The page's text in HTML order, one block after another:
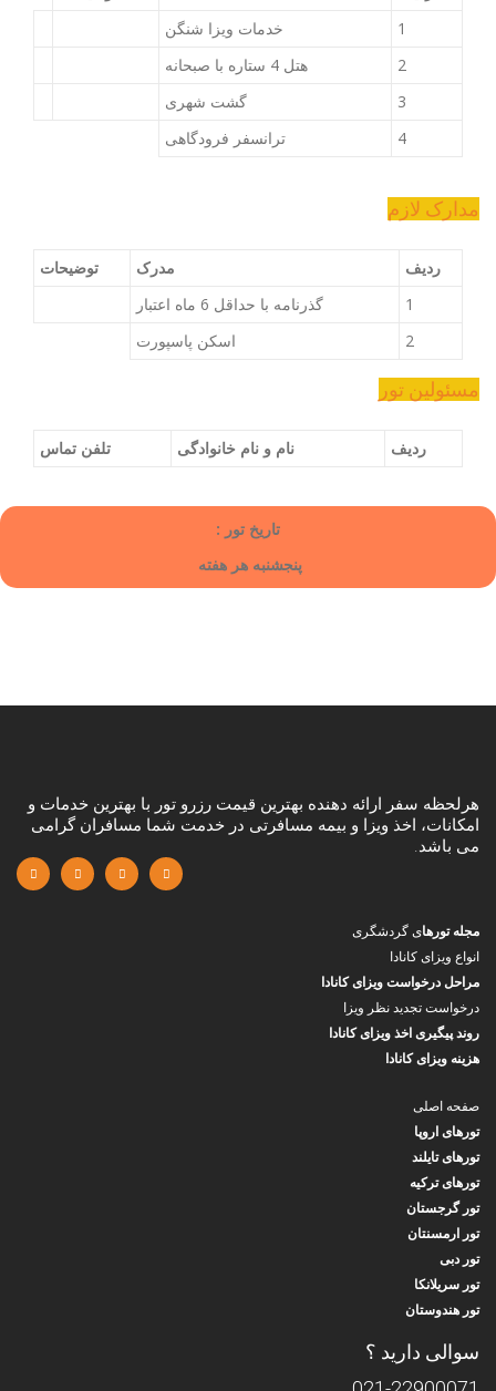
1
خدمات ویزا شنگن
2
هتل 4 ستاره با صبحانه
3
گشت شهری
4
ترانسفر فرودگاهی
مدارک لازم
ردیف مدرک
توضیحات
1
گذرنامه با حداقل 6 ماه اعتبار
2
اسکن پاسپورت
مسئولین تور
ردیف نام و نام خانوادگی تلفن تماس
تاریخ تور :
پنجشنبه هر هفته
هرلحظه سفر ارائه دهنده بهترین قیمت رزرو تور با بهترین خدمات و
امکانات، اخذ ویزا و بیمه مسافرتی در خدمت شما مسافران گرامی
می باشد.
مجله تورهای گردشگری
انواع ویزای کانادا
مراحل درخواست ویزای کانادا
درخواست تجدید نظر ویزا
روند پیگیری اخذ ویزای کانادا
هزینه ویزای کانادا
صفحه اصلی
تورهای اروپا
تورهای تایلند
تورهای ترکیه
تور گرجستان
تور ارمسنتان
تور دبی
تور سریلانکا
تور هندوستان
سوالی دارید ؟